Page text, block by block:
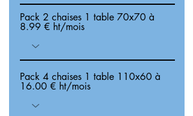
Pack 2 chaises 1 table 70x70 à
8.99 € ht/mois
Pack 4 chaises 1 table 110x60 à
16.00 € ht/mois